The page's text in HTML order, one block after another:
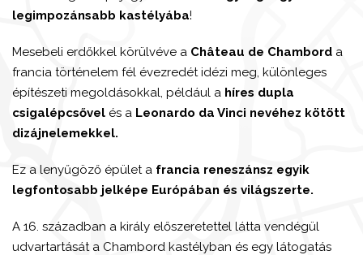
legimpozánsabb kastélyába!
Mesebeli erdőkkel körülvéve a Château de Chambord a
francia történelem fél évezredét idézi meg, különleges
építészeti megoldásokkal, például a híres dupla
csigalépcsővel és a Leonardo da Vinci nevéhez kötött
dizájnelemekkel.
Ez a lenyűgöző épület a francia reneszánsz egyik
legfontosabb jelképe Európában és világszerte.
A 16. században a király előszeretettel látta vendégül
udvartartását a Chambord kastélyban és egy látogatás